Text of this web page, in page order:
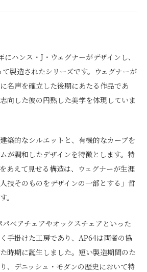
ハンス・J・ウェグナーがデザインし、
製造されたシリーズです。ウェグナーが
名声を確立した後期にあたる作品であ
向した彼の円熟した美学を体現していま
築的なシルエットと、有機的なカーブを
が調和したデザインを特徴とします。特
あえて見せる構造は、ウェグナーが生涯
技そのものをデザインの一部とする」哲
。
ベアチェアやオックスチェアといった
手掛けた工房であり、AP64は両者の協
時期に誕生しました。短い製造期間のた
、デニッシュ・モダンの歴史において特